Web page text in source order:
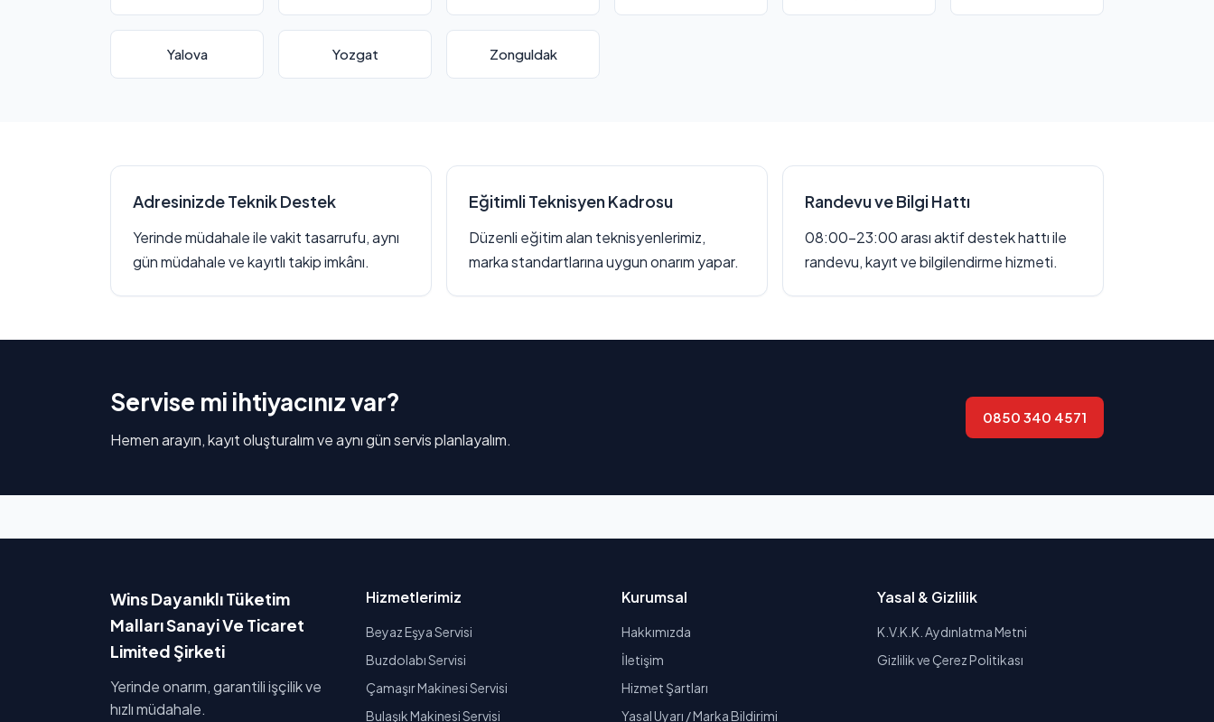
Yalova Yozgat Zonguldak
Adresinizde Teknik Destek
Yerinde müdahale ile vakit tasarrufu, aynı
gün müdahale ve kayıtlı takip imkânı.
Eğitimli Teknisyen Kadrosu
Düzenli eğitim alan teknisyenlerimiz,
marka standartlarına uygun onarım yapar.
Randevu ve Bilgi Hattı
08:00–23:00 arası aktif destek hattı ile
randevu, kayıt ve bilgilendirme hizmeti.
Servise mi ihtiyacınız var?
Hemen arayın, kayıt oluşturalım ve aynı gün servis planlayalım.
0850 340 4571
Wins Dayanıklı Tüketim
Malları Sanayi Ve Ticaret
Limited Şirketi
Yerinde onarım, garantili işçilik ve
hızlı müdahale.
Hizmetlerimiz
Beyaz Eşya Servisi
Buzdolabı Servisi
Çamaşır Makinesi Servisi
Bulaşık Makinesi Servisi
Kurumsal
Hakkımızda
İletişim
Hizmet Şartları
Yasal Uyarı / Marka Bildirimi
Yasal & Gizlilik
K.V.K.K. Aydınlatma Metni
Gizlilik ve Çerez Politikası